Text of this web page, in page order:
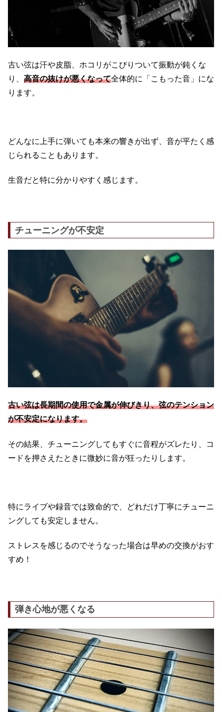
古い弦は汗や皮脂、ホコリがこびりついて振動が鈍くな
り、 高音の抜けが悪くなって全体的に「こもった音」にな
ります。
どんなに上手に弾いても本来の響きが出ず、音が平たく感
じられることもあります。
生音だと特に分かりやすく感じます。
チューニングが不安定
古い弦は長期間の使用で金属が伸びきり、弦のテンション
が不安定になります。
その結果、チューニングしてもすぐに音程がズレたり、コ
ードを押さえたときに微妙に音が狂ったりします。
特にライブや録音では致命的で、どれだけ丁寧にチューニ
ングしても安定しません。
ストレスを感じるのでそうなった場合は早めの交換がおす
すめ！
弾き心地が悪くなる